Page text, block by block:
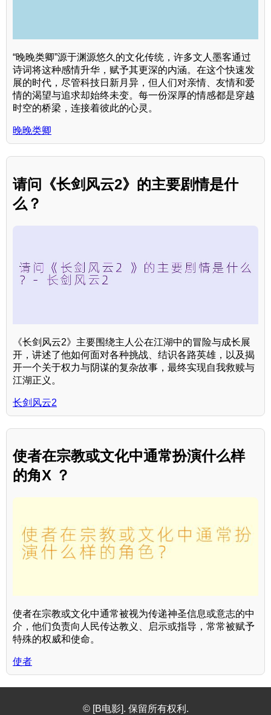
“晚晚类卿”源于渊源悠久的文化传统，许多文人墨客通过
诗词将这种感情升华，赋予其更深的内涵。在这个快速发
展的时代，尽管科技日新月异，但人们对亲情、友情和爱
情的渴望与追求却始终未变。每一份深厚的情感都是穿越
时空的桥梁，连接着彼此的心灵。
晚晚类卿
请问《长剑风云2》的主要剧情是什
么？
《长剑风云2》主要围绕主人公在江湖中的冒险与成长展
开，讲述了他如何面对各种挑战、结识各路英雄，以及揭
开一个关于权力与阴谋的复杂故事，最终实现自我救赎与
江湖正义。
长剑风云2
使者在宗教或文化中通常扮演什么样
的角X ？
使者在宗教或文化中通常被视为传递神圣信息或意志的中
介，他们负责向人民传达教义、启示或指导，常常被赋予
特殊的权威和使命。
使者
© [B电影]. 保留所有权利.